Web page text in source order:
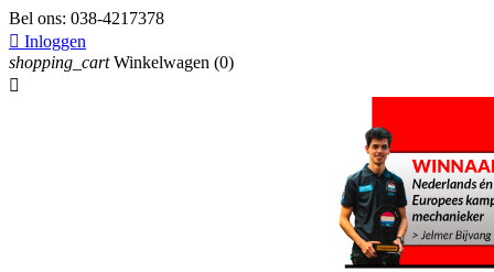
Bel ons: 038-4217378
 Inloggen
shopping_cart Winkelwagen (0)
